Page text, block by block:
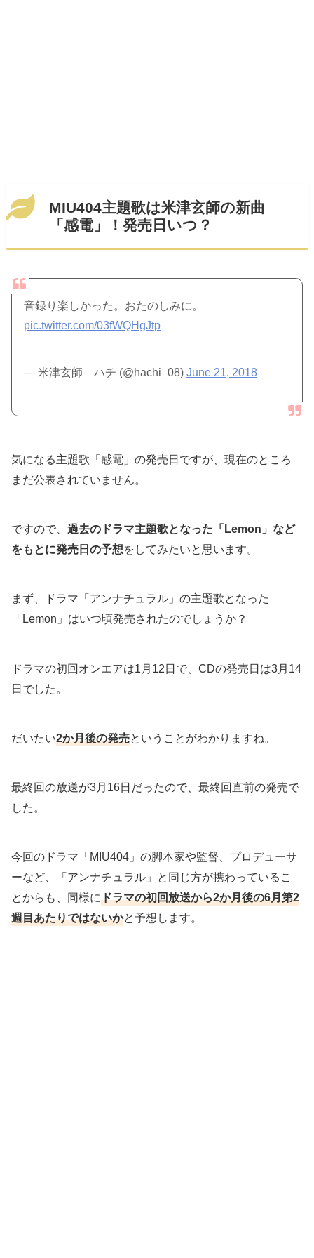
MIU404主題歌は米津玄師の新曲
「感電」！発売日いつ？
音録り楽しかった。おたのしみに。
pic.twitter.com/03fWQHgJtp
— 米津玄師 ハチ (@hachi_08)June 21, 2018
気になる主題歌「感電」の発売日ですが、現在のところ
まだ公表されていません。
ですので、過去のドラマ主題歌となった「Lemon」など
をもとに発売日の予想をしてみたいと思います。
まず、ドラマ「アンナチュラル」の主題歌となった
「Lemon」はいつ頃発売されたのでしょうか？
ドラマの初回オンエアは1月12日で、CDの発売日は3月14
日でした。
だいたい2か月後の発売ということがわかりますね。
最終回の放送が3月16日だったので、最終回直前の発売で
した。
今回のドラマ「MIU404」の脚本家や監督、プロデューサ
ーなど、「アンナチュラル」と同じ方が携わっているこ
とからも、同様にドラマの初回放送から2か月後の6月第2
週目あたりではないかと予想します。